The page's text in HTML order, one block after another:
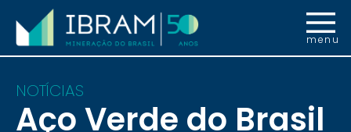
menu
NOTÍCIAS
Aço Verde do Brasil